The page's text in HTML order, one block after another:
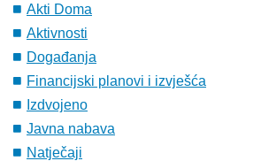
Akti Doma
Aktivnosti
Događanja
Financijski planovi i izvješća
Izdvojeno
Javna nabava
Natječaji